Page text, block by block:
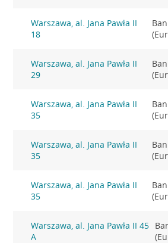
Warszawa, al. Jana Pawła II
18
Warszawa, al. Jana Pawła II
29
Warszawa, al. Jana Pawła II
35
Warszawa, al. Jana Pawła II
35
Warszawa, al. Jana Pawła II
35
Warszawa, al. Jana Pawła II 45
A